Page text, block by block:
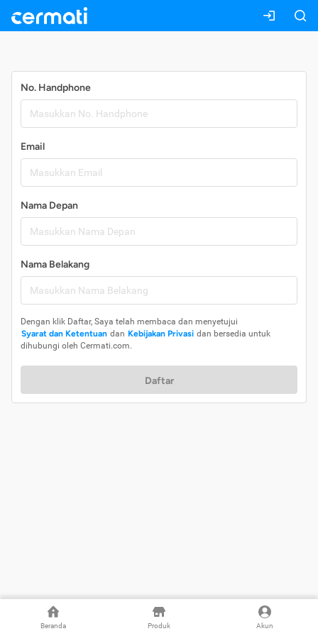
Beranda Produk Akun
No. Handphone
Email
Nama Depan
Nama Belakang
Dengan klik Daftar, Saya telah membaca dan menyetujui
Syarat dan Ketentuan dan Kebijakan Privasi dan bersedia untuk
dihubungi oleh Cermati.com.
Daftar